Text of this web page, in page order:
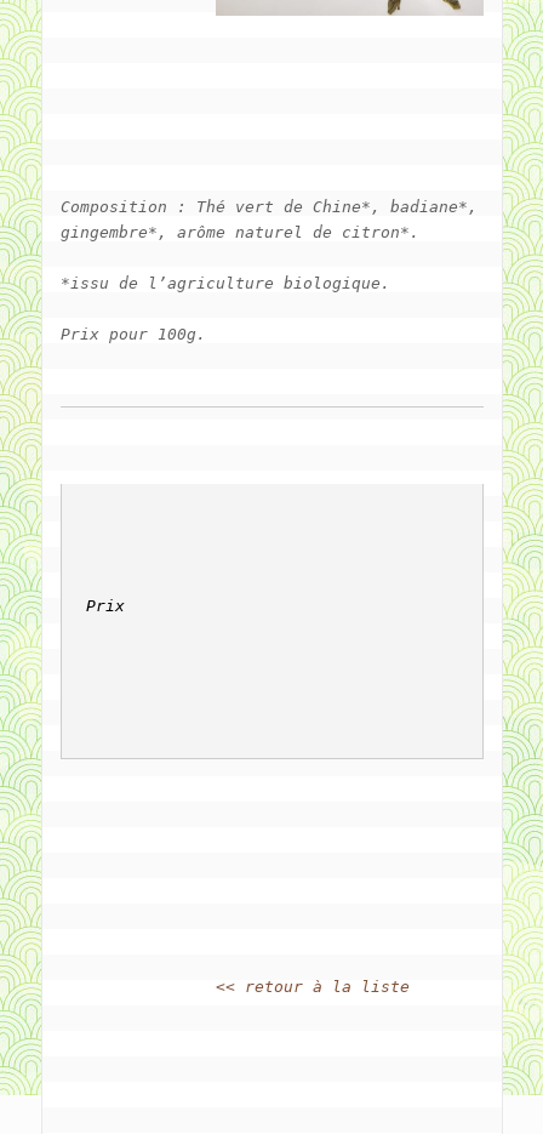
Composition : Thé vert de Chine*, badiane*,
gingembre*, arôme naturel de citron*.
*issu de l’agriculture biologique.
Prix pour 100g.
Prix
<< retour à la liste